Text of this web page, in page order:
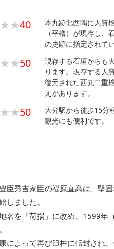
40
本丸跡北西隅に人質
（平櫓）が現存し
の史跡に指定されてい
50
現存する石垣からも
ります。現存する人
復元された西丸二重
えがあります。
50
大分駅から徒歩15分
観光にも便利です。
臣秀吉家臣の福原直高は、堅
しました。
名を「荷揚」に改め、1599年
によって再び臼杵に転封され